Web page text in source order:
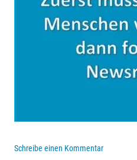
Schreibe einen Kommentar